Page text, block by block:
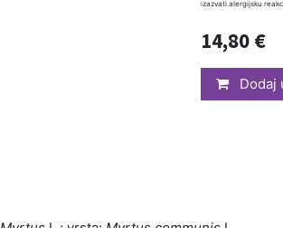
izazvati alergijsku
14,80 €
Dodaj